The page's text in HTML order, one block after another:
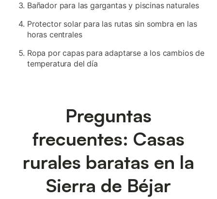
Bañador para las gargantas y piscinas naturales
Protector solar para las rutas sin sombra en las
horas centrales
Ropa por capas para adaptarse a los cambios de
temperatura del día
Preguntas
frecuentes: Casas
rurales baratas en la
Sierra de Béjar